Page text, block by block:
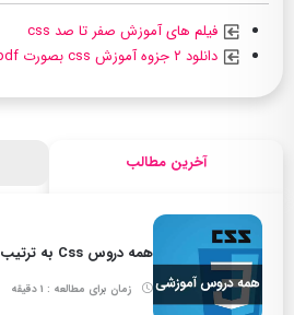
فیلم های آموزش صفر تا صد css
دانلود ۲ جزوه آموزش css بصورت pdf
آخرین مطالب
همه دروس Css به ترتیب
زمان برای مطالعه : 1 دقیقه